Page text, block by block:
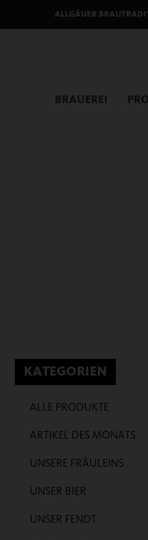
ALLGÄUER
BRAUEREI
KATEGORIEN
ALLE PRODUKTE
ARTIKEL DES MONATS
UNSERE FRÄULEINS
UNSER BIER
UNSER FENDT